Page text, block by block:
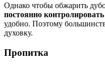
Однако чтобы обжарить
постоянно контролировать
удобно. Поэтому
духовку.
Пропитка